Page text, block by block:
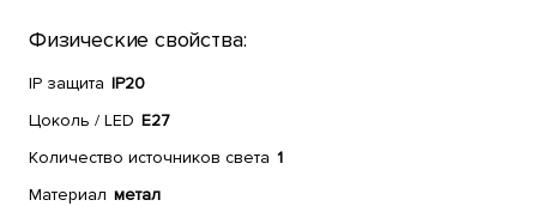
Физические свойства:
IP защита IP20
Цоколь / LED E27
Количество источников света 1
Материал метал